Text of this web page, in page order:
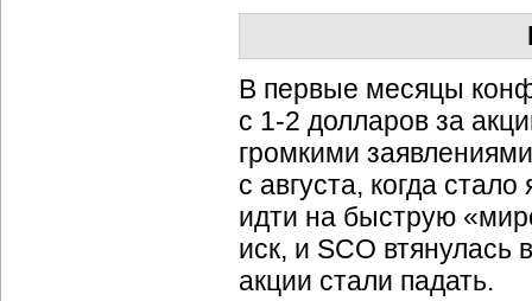
В первые месяцы
с 1-2 долларов за
громкими
с августа, когда
идти на быструю
иск, и SCO
акции стали падать.